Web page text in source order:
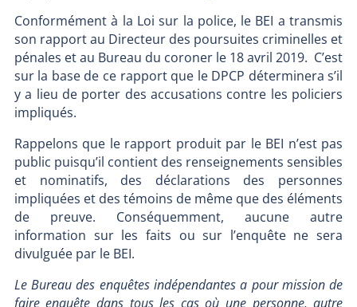
Conformément à la Loi sur la police, le BEI a transmis
son rapport au Directeur des poursuites criminelles et
pénales et au Bureau du coroner le 18 avril 2019. C’est
sur la base de ce rapport que le DPCP déterminera s’il
y a lieu de porter des accusations contre les policiers
impliqués.
Rappelons que le rapport produit par le BEI n’est pas
public puisqu’il contient des renseignements sensibles
et nominatifs, des déclarations des personnes
impliquées et des témoins de même que des éléments
de preuve. Conséquemment, aucune autre
information sur les faits ou sur l’enquête ne sera
divulguée par le BEI.
Le Bureau des enquêtes indépendantes a pour mission de
faire enquête dans tous les cas où une personne, autre